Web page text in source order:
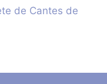
de Cantes de